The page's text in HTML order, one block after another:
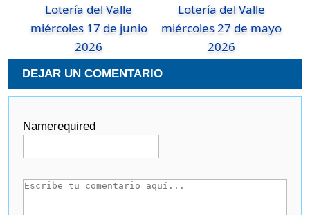
Lotería del Valle
miércoles 17 de junio
2026
Lotería del Valle
miércoles 27 de mayo
2026
DEJAR UN COMENTARIO
Namerequired